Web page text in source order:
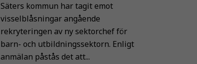
Säters kommun har tagit emot
visselblåsningar angående
rekryteringen av ny sektorchef för
barn- och utbildningssektorn. Enligt
anmälan påstås det att...